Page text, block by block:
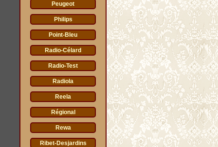
Peugeot
Philips
Point-Bleu
Radio-Célard
Radio-Test
Radiola
Reela
Régional
Rewa
Ribet-Desjardins